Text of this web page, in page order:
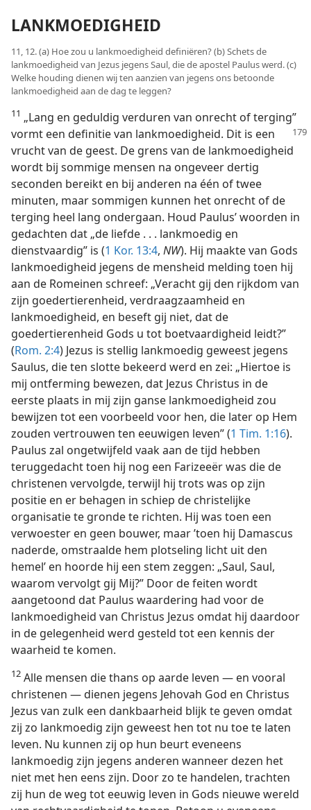
LANKMOEDIGHEID
11, 12. (a) Hoe zou u lankmoedigheid definiëren? (b) Schets de
lankmoedigheid van Jezus jegens Saul, die de apostel Paulus werd. (c)
Welke houding dienen wij ten aanzien van jegens ons betoonde
lankmoedigheid aan de dag te leggen?
11 „Lang en geduldig verduren van onrecht of terging”
vormt een definitie van lankmoedigheid. Dit is een
vrucht van de geest. De grens van de lankmoedigheid
wordt bij sommige mensen na ongeveer dertig
seconden bereikt en bij anderen na één of twee
minuten, maar sommigen kunnen het onrecht of de
terging heel lang ondergaan. Houd Paulus’ woorden in
gedachten dat „de liefde . . . lankmoedig en
dienstvaardig” is (1 Kor. 13:4, NW). Hij maakte van Gods
lankmoedigheid jegens de mensheid melding toen hij
aan de Romeinen schreef: „Veracht gij den rijkdom van
zijn goedertierenheid, verdraagzaamheid en
lankmoedigheid, en beseft gij niet, dat de
goedertierenheid Gods u tot boetvaardigheid leidt?”
(Rom. 2:4) Jezus is stellig lankmoedig geweest jegens
Saulus, die ten slotte bekeerd werd en zei: „Hiertoe is
mij ontferming bewezen, dat Jezus Christus in de
eerste plaats in mij zijn ganse lankmoedigheid zou
bewijzen tot een voorbeeld voor hen, die later op Hem
zouden vertrouwen ten eeuwigen leven” (1 Tim. 1:16).
Paulus zal ongetwijfeld vaak aan de tijd hebben
teruggedacht toen hij nog een Farizeeër was die de
christenen vervolgde, terwijl hij trots was op zijn
positie en er behagen in schiep de christelijke
organisatie te gronde te richten. Hij was toen een
verwoester en geen bouwer, maar ’toen hij Damascus
naderde, omstraalde hem plotseling licht uit den
hemel’ en hoorde hij een stem zeggen: „Saul, Saul,
waarom vervolgt gij Mij?” Door de feiten wordt
aangetoond dat Paulus waardering had voor de
lankmoedigheid van Christus Jezus omdat hij daardoor
in de gelegenheid werd gesteld tot een kennis der
waarheid te komen.
12 Alle mensen die thans op aarde leven — en vooral
christenen — dienen jegens Jehovah God en Christus
Jezus van zulk een dankbaarheid blijk te geven omdat
zij zo lankmoedig zijn geweest hen tot nu toe te laten
leven. Nu kunnen zij op hun beurt eveneens
lankmoedig zijn jegens anderen wanneer dezen het
niet met hen eens zijn. Door zo te handelen, trachten
zij hun de weg tot eeuwig leven in Gods nieuwe wereld